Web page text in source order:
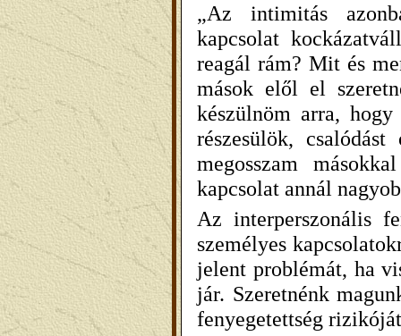
„Az intimitás
kapcsolat
reagál rám? Mit és
mások elől el
készülnöm arra,
részesülök,
megosszam
kapcsolat annál
Az interperszonális
személyes
jelent problémát, ha
jár. Szeretnénk
fenyegetettség